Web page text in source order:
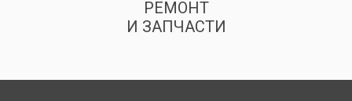
РЕМОНТ
И ЗАПЧАСТИ